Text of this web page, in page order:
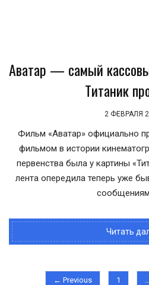
Аватар — самый
Титаник
2 ФЕВРАЛЯ
Фильм «Аватар» официально
фильмом в истории
первенства была у картины
лента опередила теперь уже
Читать
← Previous 1 …